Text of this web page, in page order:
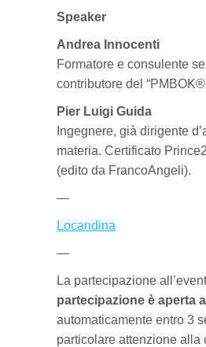
Speaker
Andrea Innocenti
Formatore e consulente
contributore del
Pier Luigi Guida
Ingegnere, già dirigente
materia. Certificato
(edito da FrancoAngeli).
—
Locandina
—
La partecipazione
partecipazione è aperta
automaticamente entro 3
particolare attenzione alla